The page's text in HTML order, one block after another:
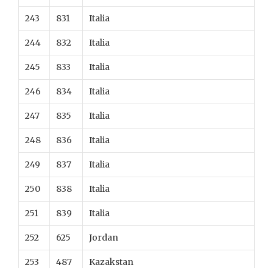
243 831 Italia
244 832 Italia
245 833 Italia
246 834 Italia
247 835 Italia
248 836 Italia
249 837 Italia
250 838 Italia
251 839 Italia
252 625 Jordan
253 487 Kazakstan